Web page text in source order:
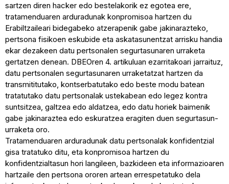
sartzen diren hacker edo bestelakorik ez egotea ere,
tratamenduaren arduradunak konpromisoa hartzen du
Erabiltzaileari bidegabeko atzerapenik gabe jakinarazteko,
pertsona fisikoen eskubide eta askatasunentzat arrisku handia
ekar dezakeen datu pertsonalen segurtasunaren urraketa
gertatzen denean. DBEOren 4. artikuluan ezarritakoari jarraituz,
datu pertsonalen segurtasunaren urraketatzat hartzen da
transmititutako, kontserbatutako edo beste modu batean
tratatutako datu pertsonalak ustekabean edo legez kontra
suntsitzea, galtzea edo aldatzea, edo datu horiek baimenik
gabe jakinaraztea edo eskuratzea eragiten duen segurtasun-
urraketa oro.
Tratamenduaren arduradunak datu pertsonalak konfidentzial
gisa tratatuko ditu, eta konpromisoa hartzen du
konfidentzialtasun hori langileen, bazkideen eta informazioaren
hartzaile den pertsona ororen artean errespetatuko dela